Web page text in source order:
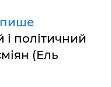
пише
і політичний
(Ель